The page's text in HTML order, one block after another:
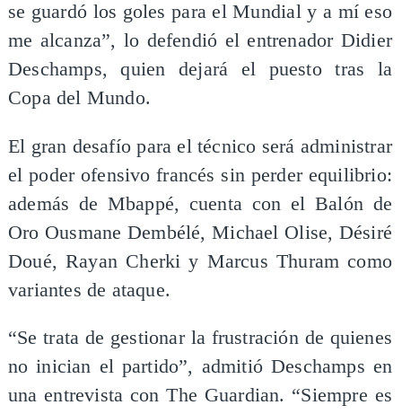
se guardó los goles para el Mundial y a mí eso
me alcanza”, lo defendió el entrenador Didier
Deschamps, quien dejará el puesto tras la
Copa del Mundo.
El gran desafío para el técnico será administrar
el poder ofensivo francés sin perder equilibrio:
además de Mbappé, cuenta con el Balón de
Oro Ousmane Dembélé, Michael Olise, Désiré
Doué, Rayan Cherki y Marcus Thuram como
variantes de ataque.
“Se trata de gestionar la frustración de quienes
no inician el partido”, admitió Deschamps en
una entrevista con The Guardian. “Siempre es